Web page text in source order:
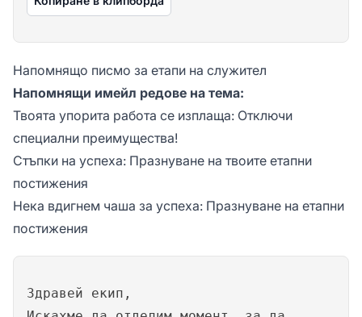
Напомнящо писмо за етапи на служител
Напомнящи имейл редове на тема:
Твоята упорита работа се изплаща: Отключи
специални преимущества!
Стъпки на успеха: Празнуване на твоите етапни
постижения
Нека вдигнем чаша за успеха: Празнуване на етапни
постижения
Здравей екип,